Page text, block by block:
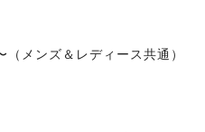
メンズ＆レディース共通）